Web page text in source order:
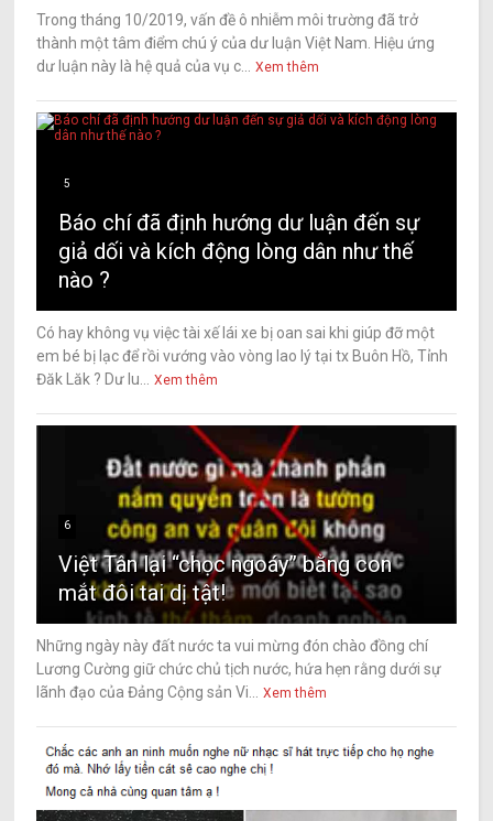
Trong tháng 10/2019, vấn đề ô nhiễm môi trường đã trở
thành một tâm điểm chú ý của dư luận Việt Nam. Hiệu ứng
dư luận này là hệ quả của vụ c...
Xem thêm
5
Báo chí đã định hướng dư luận đến sự
giả dối và kích động lòng dân như thế
nào ?
Có hay không vụ việc tài xế lái xe bị oan sai khi giúp đỡ một
em bé bị lạc để rồi vướng vào vòng lao lý tại tx Buôn Hồ, Tỉnh
Đăk Lăk ? Dư lu...
Xem thêm
6
Việt Tân lại “chọc ngoáy” bằng con
mắt đôi tai dị tật!
Những ngày này đất nước ta vui mừng đón chào đồng chí
Lương Cường giữ chức chủ tịch nước, hứa hẹn rằng dưới sự
lãnh đạo của Đảng Cộng sản Vi...
Xem thêm